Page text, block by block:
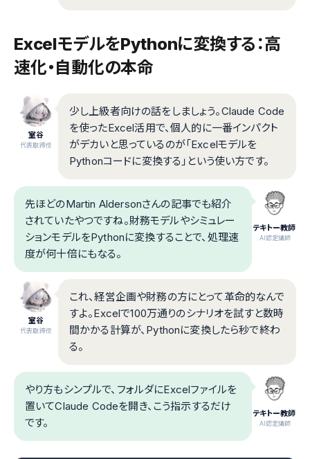
ExcelモデルをPythonに変換する：高
速化・自動化の本命
室谷
代表取締役
少し上級者向けの話をしましょう。Claude Code
を使ったExcel活用で、個人的に一番インパクト
がデカいと思っているのが「Excelモデルを
Pythonコードに変換する」という使い方です。
テキトー教師
.AI認定講師
先ほどのMartin Aldersonさんの記事でも紹介
されていたやつですね。財務モデルやシミュレー
ションモデルをPythonに変換することで、処理速
度が何十倍にもなる。
室谷
代表取締役
これ、経営企画や財務の方にとって革命的なんで
すよ。Excelで100万通りのシナリオを試すと数時
間かかる計算が、Pythonに変換したら秒で終わ
る。
テキトー教師
.AI認定講師
やり方もシンプルで、フォルダにExcelファイルを
置いてClaude Codeを開き、こう指示するだけ
です。